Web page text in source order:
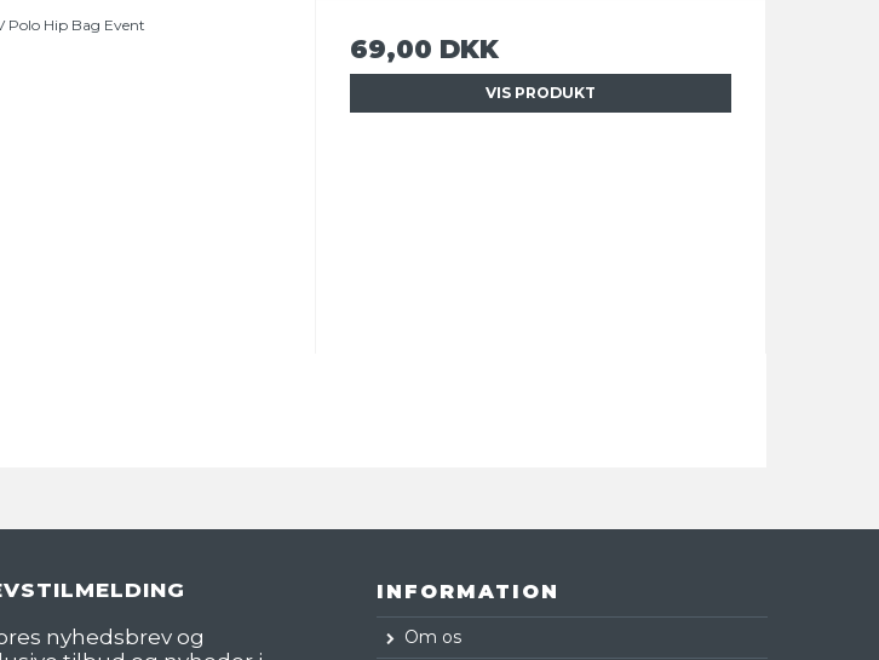
Polo Hip Bag Event
69,00 DKK
VIS PRODUKT
nyhedsbrev og
INFORMATION
Om os